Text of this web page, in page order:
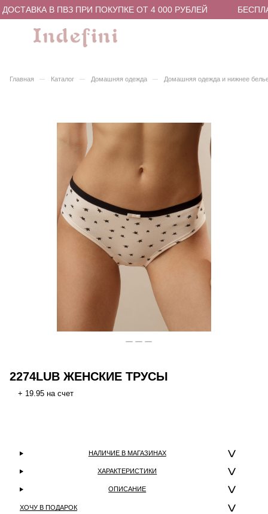
В ПВЗ ПРИ ПОКУПКЕ ОТ 4 000 РУБЛЕЙ
Главная – Каталог – Домашняя одежда – Домашняя одежда и нижнее
2274LUB ЖЕНСКИЕ ТРУСЫ
+ 19.95 на счет
НАЛИЧИЕ В МАГАЗИНАХ
ХАРАКТЕРИСТИКИ
ОПИСАНИЕ
ХОЧУ В ПОДАРОК